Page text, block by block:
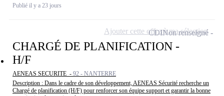
Publié il y a 23 jours
CHARGÉ DE PLANIFICATION -
H/F
AENEAS SECURITE - 92 - NANTERRE
Description : Dans le cadre de son développement, AENEAS Sécurité recherche un
Chargé de planification (H/F) pour renforcer son équipe support et garantir la bonne
CDINon renseigné
Ajouter cette offre à ma sélection